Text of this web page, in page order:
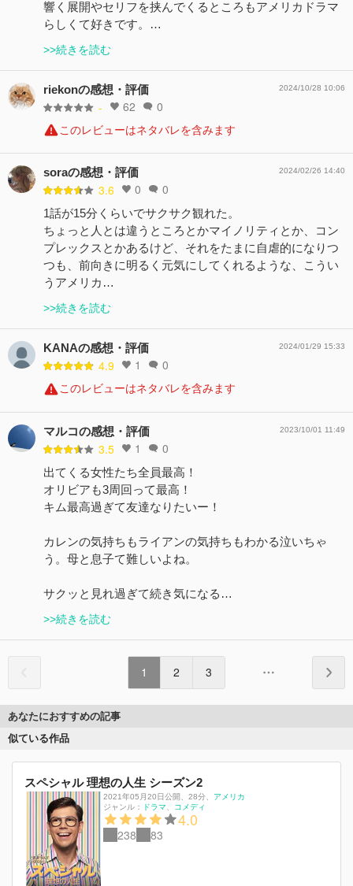
響く展開やセリフを挟んでくるところもアメリカドラマ
らしくて好きです。…
>>続きを読む
riekonの感想・評価
- 62 0
2024/10/28 10:06
このレビューはネタバレを含みます
soraの感想・評価
3.6 0 0
2024/02/26 14:40
1話が15分くらいでサクサク観れた。
ちょっと人とは違うところとかマイノリティとか、コン
プレックスとかあるけど、それをたまに自虐的になりつ
つも、前向きに明るく元気にしてくれるような、こうい
うアメリカ…
>>続きを読む
KANAの感想・評価
4.9 1 0
2024/01/29 15:33
このレビューはネタバレを含みます
マルコの感想・評価
3.5 1 0
2023/10/01 11:49
出てくる女性たち全員最高！
オリビアも3周回って最高！
キム最高過ぎて友達なりたいー！
カレンの気持ちもライアンの気持ちもわかる泣いちゃ
う。母と息子て難しいよね。
サクッと見れ過ぎて続き気になる…
>>続きを読む
1 2 3
あなたにおすすめの記事
似ている作品
スペシャル 理想の人生 シーズン2
2021年05月20日公開 28分
アメリカ
ジャンル：
ドラマ コメディ
4.0
238 83